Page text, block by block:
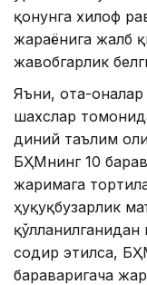
қонунга хилоф
жараёнига жалб
жавобгарлик
Яъни, ота-оналар
шахслар
диний таълим
БҲМнинг 10
жаримага
ҳуқуқбузарлик
содир этилса,
бараваригача